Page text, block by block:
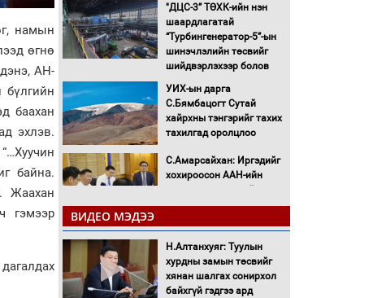
намын
өгнө
АН-
баахан
эхлэв.
байна.
Жаахан
гэмээр
"ДЦС-3” ТӨХК-ийн нэн
шаардлагатай
“Турбингенератор-5”-ын
шинэчлэлийн төсвийг
шийдвэрлэхээр болов
УИХ-ын дарга
С.Бямбацогт Сутай
хайрхны тэнгэрийг тахих
тахилгад оролцлоо
С.Амарсайхан: Иргэдийг
хохироосон ААН-ийн
нуугтмал хөрөнгийг
битүүмжлэнэ
Н.Номтойбаяр:
Аймгуудад тулгамдаж
буй асуудлуудыг
Засгийн газрын
хуралдаанд танилцуулж,
ВИДЕО МЭДЭЭ
Н.Алтанхуяг: Туулын
хурдны замын төсвийг
хянан шалгах сонирхол
байхгүй гэдгээ ард